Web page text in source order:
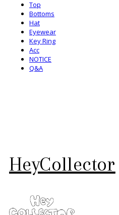
Top
Bottoms
Hat
Eyewear
Key Ring
Acc
NOTICE
Q&A
HeyCollector